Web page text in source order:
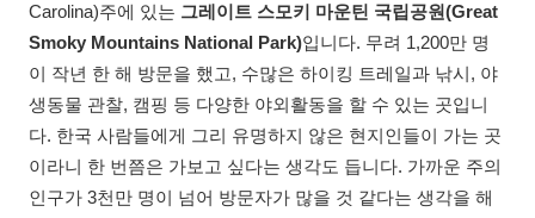
Carolina)주에 있는 그레이트 스모키 마운틴 국립공원(Great
Smoky Mountains National Park)입니다. 무려 1,200만 명
이 작년 한 해 방문을 했고, 수많은 하이킹 트레일과 낚시, 야
생동물 관찰, 캠핑 등 다양한 야외활동을 할 수 있는 곳입니
다. 한국 사람들에게 그리 유명하지 않은 현지인들이 가는 곳
이라니 한 번쯤은 가보고 싶다는 생각도 듭니다. 가까운 주의
인구가 3천만 명이 넘어 방문자가 많을 것 같다는 생각을 해